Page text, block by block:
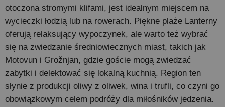
otoczona stromymi klifami, jest idealnym miejscem na
wycieczki łodzią lub na rowerach. Piękne plaże Lanterny
oferują relaksujący wypoczynek, ale warto też wybrać
się na zwiedzanie średniowiecznych miast, takich jak
Motovun i Grožnjan, gdzie goście mogą zwiedzać
zabytki i delektować się lokalną kuchnią. Region ten
słynie z produkcji oliwy z oliwek, wina i trufli, co czyni go
obowiązkowym celem podróży dla miłośników jedzenia.